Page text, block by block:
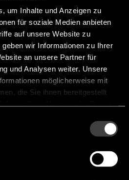
um Inhalte und Anzeigen zu
für soziale Medien anbieten
auf unsere Website zu
wir Informationen zu Ihrer
an unsere Partner für
und Analysen weiter. Unsere
möglicherweise mit
die Sie ihnen bereitgestellt